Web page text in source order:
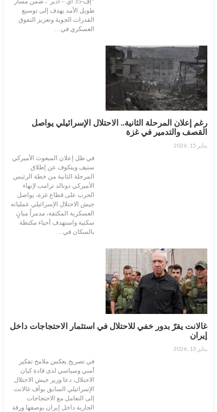
طويل الأمد يهدف إلى توسيع
القدرات الجوية وتعزيز التفوق
العسكري في…
رغم إعلان المرحلة الثانية.. الاحتلال الإسرائيلي يواصل
القصف والتدمير في غزة
يناير 15, 2026
في ظل إعلان المبعوث الأميركي
ستيف ويتكوف عن إطلاق
المرحلة الثانية من خطة الرئيس
الأميركي دونالد ترامب لإنهاء
الحرب على قطاع غزة، يواصل
جيش الاحتلال الإسرائيلي عملياته
العسكرية المكثفة، مدمراً مبانٍ
سكنية واستهدف أحياء مكتظة
بالسكان في…
غالانت يقرّ بدور خفي للاحتلال في استثمار الاحتجاجات داخل
إيران
يناير 13, 2026
في تصريح يعكس ملامح تفكير
أمني وسياسي لدى قادة كيان
الاحتلال، دعا وزير جيش الاحتلال
الإسرائيلي السابق يوآف غالانت
إلى التعامل مع الاحتجاجات
الجارية داخل إيران بوصفها ورقة